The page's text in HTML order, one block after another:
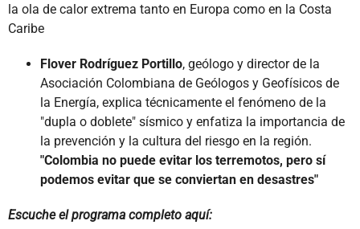
la ola de calor extrema tanto en Europa como en la Costa
Caribe
Flover Rodríguez Portillo, geólogo y director de la
Asociación Colombiana de Geólogos y Geofísicos de
la Energía, explica técnicamente el fenómeno de la
"dupla o doblete" sísmico y enfatiza la importancia de
la prevención y la cultura del riesgo en la región.
"Colombia no puede evitar los terremotos, pero sí
podemos evitar que se conviertan en desastres"
Escuche el programa completo aquí: